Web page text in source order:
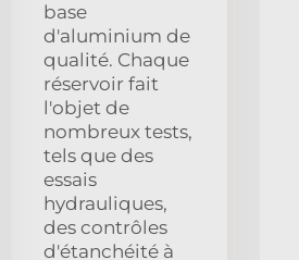
base
d'aluminium de
qualité. Chaque
réservoir fait
l'objet de
nombreux tests,
tels que des
essais
hydrauliques,
des contrôles
d'étanchéité à